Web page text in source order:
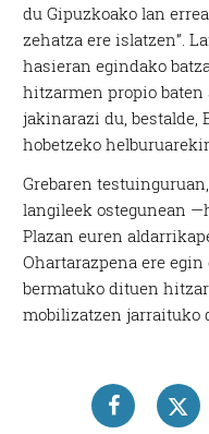
du Gipuzkoako lan
zehatza ere islatzen”.
hasieran egindako
hitzarmen propio
jakinarazi du, bestalde,
hobetzeko
Grebaren
langileek ostegunean
Plazan euren
Ohartarazpena ere
bermatuko dituen
mobilizatzen jarraituko